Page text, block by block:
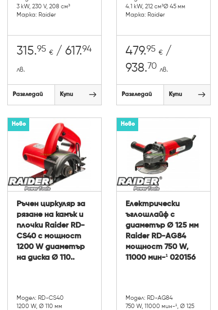
3 kW, 230 V, 208 см³
Марка: Raider
315.95 € / 617.94
лв.
Разгледай Купи
4.1 kW, 212 cм³Ø 45 мм
Марка: Raider
479.95 € /
938.70 лв.
Разгледай Купи
Ново
Ръчен циркуляр за
рязане на камък и
плочки Raider RD-
CS40 с мощност
1200 W диаметър
на диска Ø 110..
Модел: RD-CS40
1200 W, Ø 110 мм
Ново
Електрически
ъглошлайф с
диаметър Ø 125 мм
Raider RD-AG84
мощност 750 W,
11000 мин-¹ 020156
Модел: RD-AG84
750 W, 11000 мин-¹, Ø 125